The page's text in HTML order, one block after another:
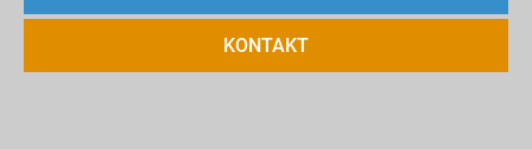
KONTAKT